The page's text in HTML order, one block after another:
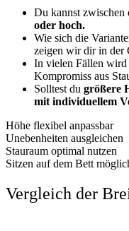
Du kannst zwischen
oder hoch.
Wie sich die
zeigen wir dir in der
In vielen Fällen wird
Kompromiss aus
Solltest du größere
mit individuellem
Höhe flexibel anpassbar
Unebenheiten ausgleichen
Stauraum optimal nutzen
Sitzen auf dem Bett
Vergleich der